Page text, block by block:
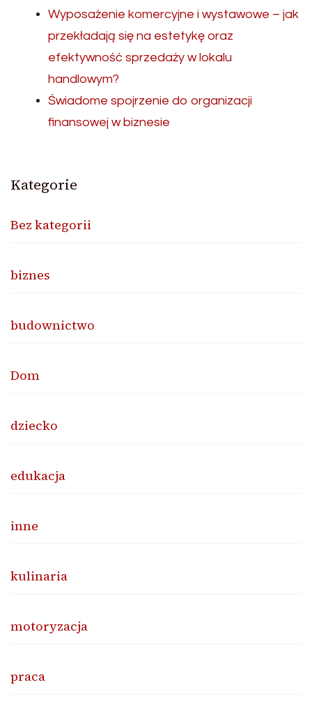
Wyposażenie komercyjne i wystawowe – jak
przekładają się na estetykę oraz
efektywność sprzedaży w lokalu
handlowym?
Świadome spojrzenie do organizacji
finansowej w biznesie
Kategorie
Bez kategorii
biznes
budownictwo
Dom
dziecko
edukacja
inne
kulinaria
motoryzacja
praca